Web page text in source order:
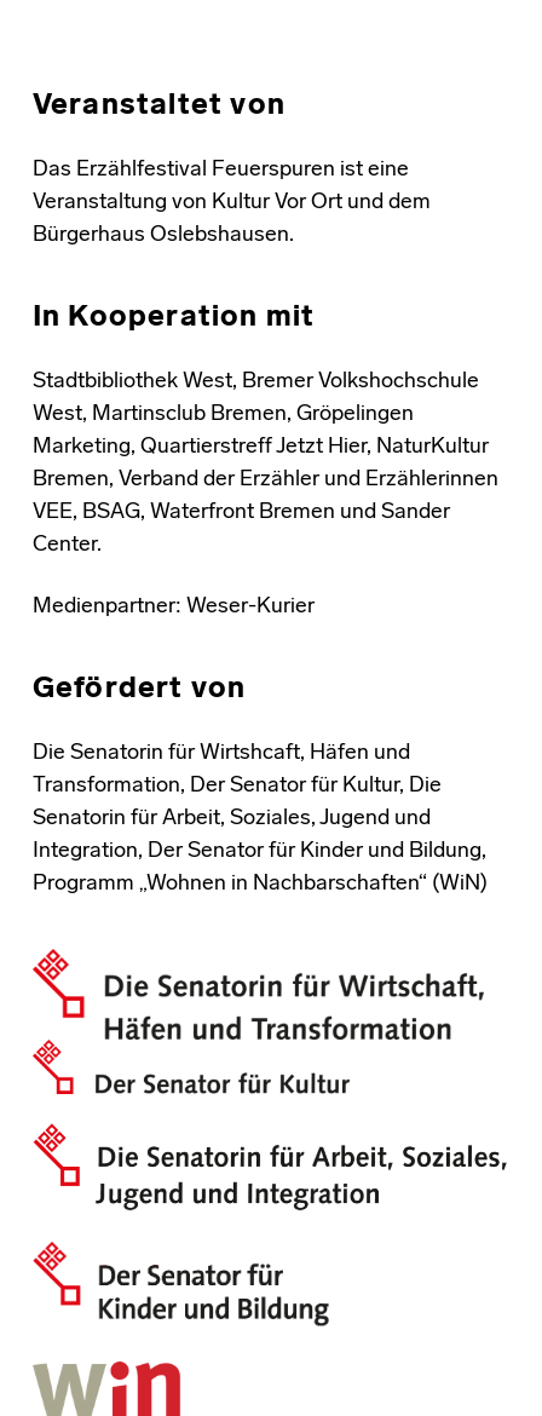
Veranstaltet von
Das Erzählfestival Feuerspuren ist eine
Veranstaltung von Kultur Vor Ort und dem
Bürgerhaus Oslebshausen.
In Kooperation mit
Stadtbibliothek West, Bremer Volkshochschule
West, Martinsclub Bremen, Gröpelingen
Marketing, Quartierstreff Jetzt Hier, NaturKultur
Bremen, Verband der Erzähler und Erzählerinnen
VEE, BSAG, Waterfront Bremen und Sander
Center.
Medienpartner: Weser-Kurier
Gefördert von
Die Senatorin für Wirtshcaft, Häfen und
Transformation, Der Senator für Kultur, Die
Senatorin für Arbeit, Soziales, Jugend und
Integration, Der Senator für Kinder und Bildung,
Programm „Wohnen in Nachbarschaften“ (WiN)